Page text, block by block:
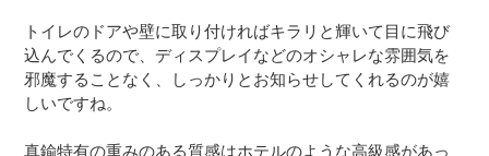
トイレのドアや壁に取り付ければキラリと輝いて目に飛び
込んでくるので、ディスプレイなどのオシャレな雰囲気を
邪魔することなく、しっかりとお知らせしてくれるのが嬉
しいですね。
真鍮特有の重みのある質感はホテルのような高級感があっ